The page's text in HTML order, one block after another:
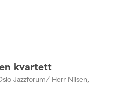
kvartett
Jazzforum/ Herr Nilsen,